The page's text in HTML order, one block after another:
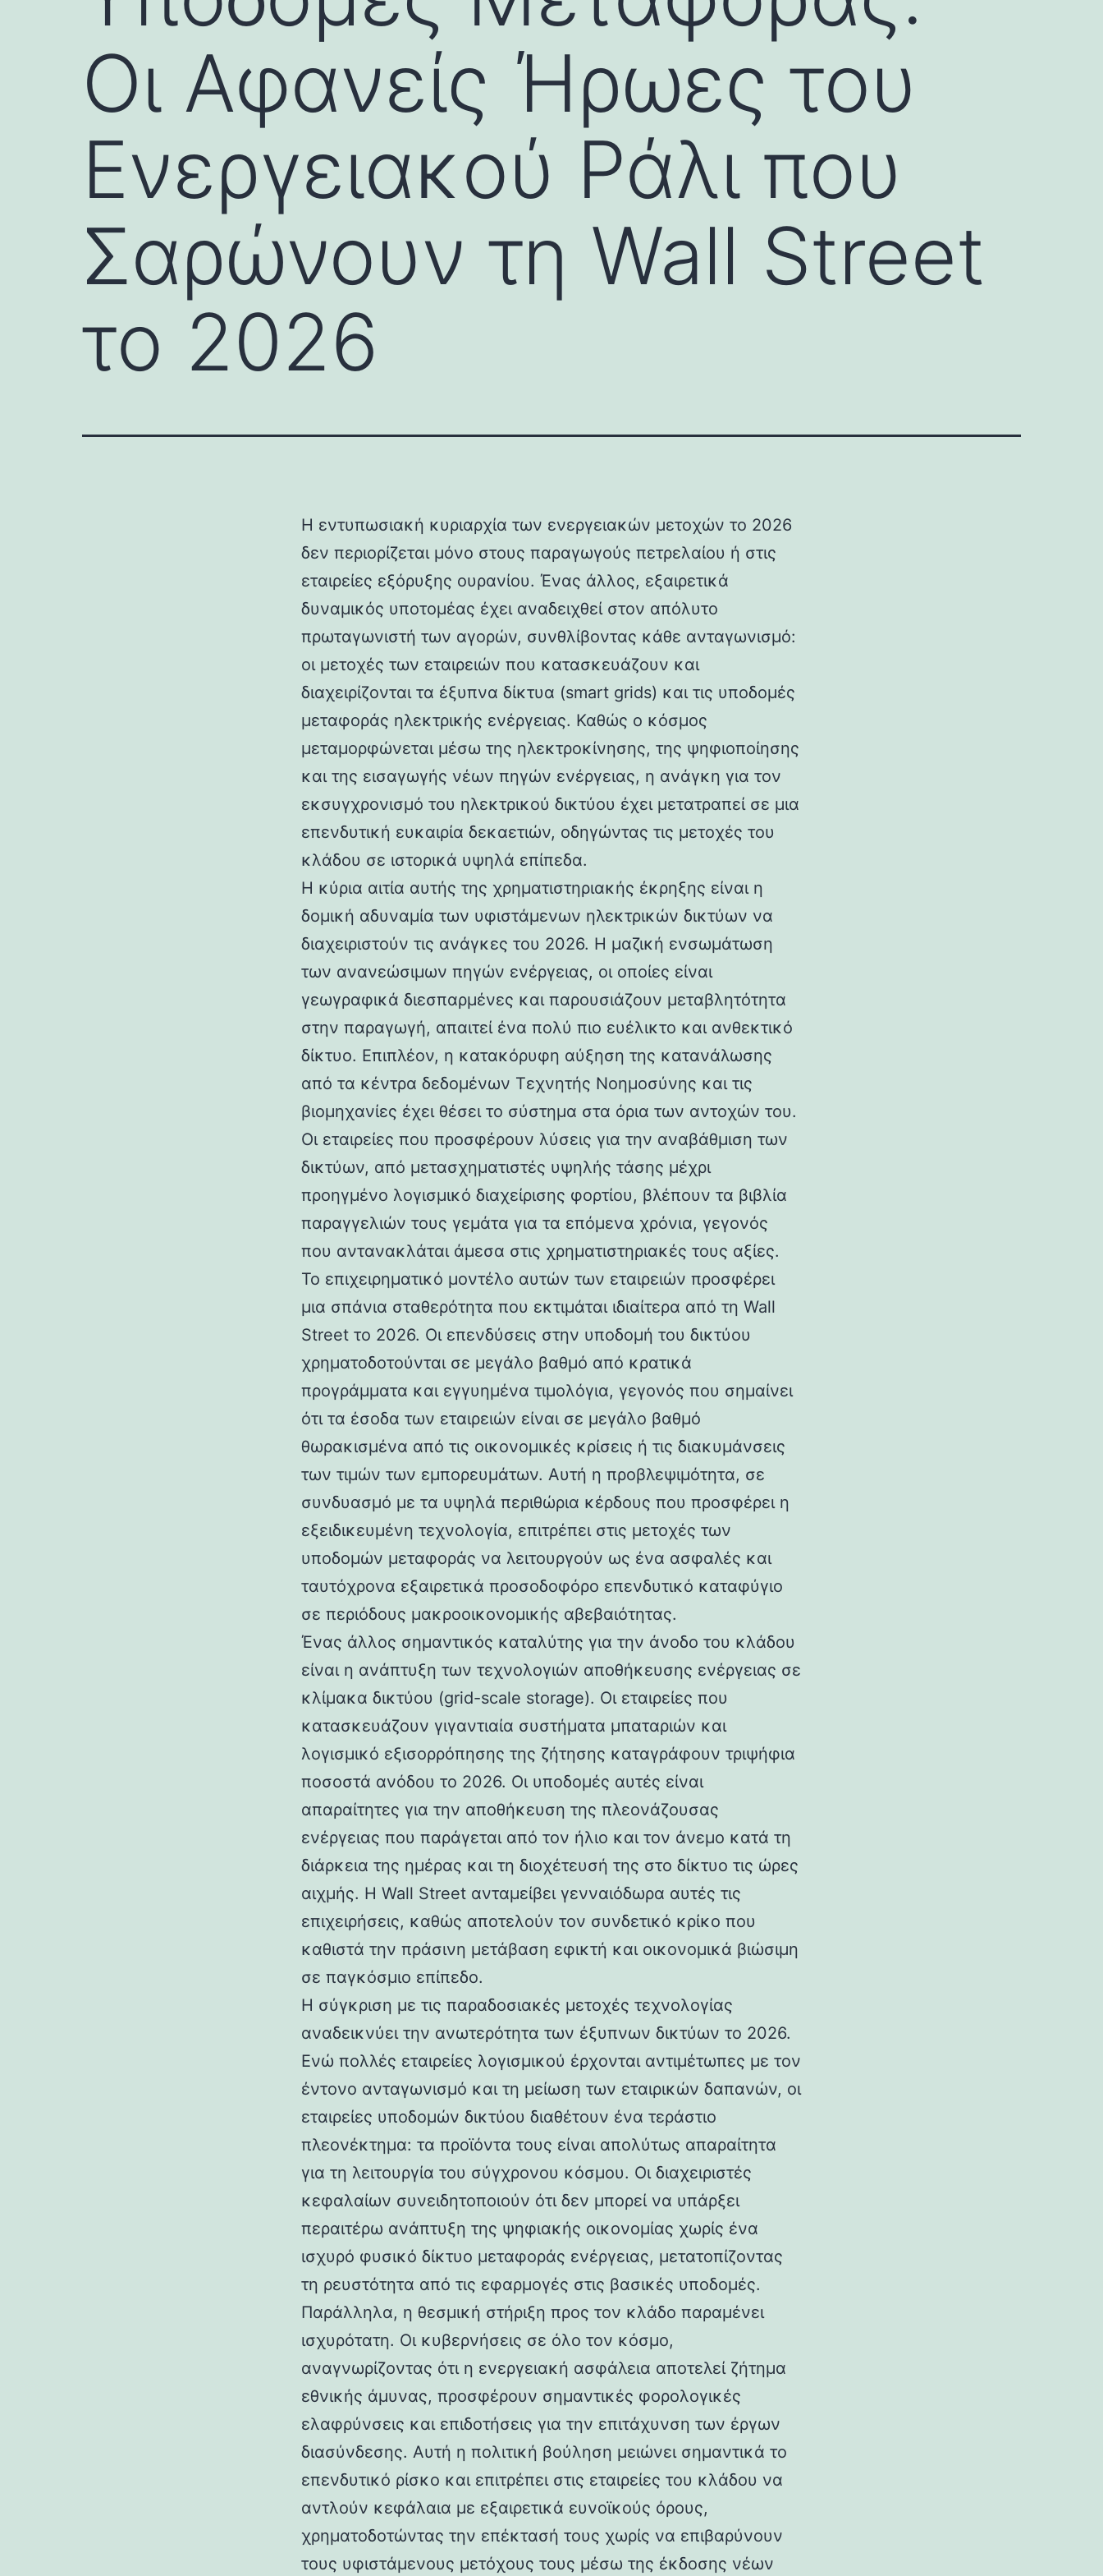
Οι Αφανείς Ήρωες του
Ενεργειακού Ράλι που
Σαρώνουν τη Wall Street
το 2026
Η εντυπωσιακή κυριαρχία των ενεργειακών μετοχών το 2026
δεν περιορίζεται μόνο στους παραγωγούς πετρελαίου ή στις
εταιρείες εξόρυξης ουρανίου. Ένας άλλος, εξαιρετικά
δυναμικός υποτομέας έχει αναδειχθεί στον απόλυτο
πρωταγωνιστή των αγορών, συνθλίβοντας κάθε ανταγωνισμό:
οι μετοχές των εταιρειών που κατασκευάζουν και
διαχειρίζονται τα έξυπνα δίκτυα (smart grids) και τις υποδομές
μεταφοράς ηλεκτρικής ενέργειας. Καθώς ο κόσμος
μεταμορφώνεται μέσω της ηλεκτροκίνησης, της ψηφιοποίησης
και της εισαγωγής νέων πηγών ενέργειας, η ανάγκη για τον
εκσυγχρονισμό του ηλεκτρικού δικτύου έχει μετατραπεί σε μια
επενδυτική ευκαιρία δεκαετιών, οδηγώντας τις μετοχές του
κλάδου σε ιστορικά υψηλά επίπεδα.
Η κύρια αιτία αυτής της χρηματιστηριακής έκρηξης είναι η
δομική αδυναμία των υφιστάμενων ηλεκτρικών δικτύων να
διαχειριστούν τις ανάγκες του 2026. Η μαζική ενσωμάτωση
των ανανεώσιμων πηγών ενέργειας, οι οποίες είναι
γεωγραφικά διεσπαρμένες και παρουσιάζουν μεταβλητότητα
στην παραγωγή, απαιτεί ένα πολύ πιο ευέλικτο και ανθεκτικό
δίκτυο. Επιπλέον, η κατακόρυφη αύξηση της κατανάλωσης
από τα κέντρα δεδομένων Τεχνητής Νοημοσύνης και τις
βιομηχανίες έχει θέσει το σύστημα στα όρια των αντοχών του.
Οι εταιρείες που προσφέρουν λύσεις για την αναβάθμιση των
δικτύων, από μετασχηματιστές υψηλής τάσης μέχρι
προηγμένο λογισμικό διαχείρισης φορτίου, βλέπουν τα βιβλία
παραγγελιών τους γεμάτα για τα επόμενα χρόνια, γεγονός
που αντανακλάται άμεσα στις χρηματιστηριακές τους αξίες.
Το επιχειρηματικό μοντέλο αυτών των εταιρειών προσφέρει
μια σπάνια σταθερότητα που εκτιμάται ιδιαίτερα από τη Wall
Street το 2026. Οι επενδύσεις στην υποδομή του δικτύου
χρηματοδοτούνται σε μεγάλο βαθμό από κρατικά
προγράμματα και εγγυημένα τιμολόγια, γεγονός που σημαίνει
ότι τα έσοδα των εταιρειών είναι σε μεγάλο βαθμό
θωρακισμένα από τις οικονομικές κρίσεις ή τις διακυμάνσεις
των τιμών των εμπορευμάτων. Αυτή η προβλεψιμότητα, σε
συνδυασμό με τα υψηλά περιθώρια κέρδους που προσφέρει η
εξειδικευμένη τεχνολογία, επιτρέπει στις μετοχές των
υποδομών μεταφοράς να λειτουργούν ως ένα ασφαλές και
ταυτόχρονα εξαιρετικά προσοδοφόρο επενδυτικό καταφύγιο
σε περιόδους μακροοικονομικής αβεβαιότητας.
Ένας άλλος σημαντικός καταλύτης για την άνοδο του κλάδου
είναι η ανάπτυξη των τεχνολογιών αποθήκευσης ενέργειας σε
κλίμακα δικτύου (grid-scale storage). Οι εταιρείες που
κατασκευάζουν γιγαντιαία συστήματα μπαταριών και
λογισμικό εξισορρόπησης της ζήτησης καταγράφουν τριψήφια
ποσοστά ανόδου το 2026. Οι υποδομές αυτές είναι
απαραίτητες για την αποθήκευση της πλεονάζουσας
ενέργειας που παράγεται από τον ήλιο και τον άνεμο κατά τη
διάρκεια της ημέρας και τη διοχέτευσή της στο δίκτυο τις ώρες
αιχμής. Η Wall Street ανταμείβει γενναιόδωρα αυτές τις
επιχειρήσεις, καθώς αποτελούν τον συνδετικό κρίκο που
καθιστά την πράσινη μετάβαση εφικτή και οικονομικά βιώσιμη
σε παγκόσμιο επίπεδο.
Η σύγκριση με τις παραδοσιακές μετοχές τεχνολογίας
αναδεικνύει την ανωτερότητα των έξυπνων δικτύων το 2026.
Ενώ πολλές εταιρείες λογισμικού έρχονται αντιμέτωπες με τον
έντονο ανταγωνισμό και τη μείωση των εταιρικών δαπανών, οι
εταιρείες υποδομών δικτύου διαθέτουν ένα τεράστιο
πλεονέκτημα: τα προϊόντα τους είναι απολύτως απαραίτητα
για τη λειτουργία του σύγχρονου κόσμου. Οι διαχειριστές
κεφαλαίων συνειδητοποιούν ότι δεν μπορεί να υπάρξει
περαιτέρω ανάπτυξη της ψηφιακής οικονομίας χωρίς ένα
ισχυρό φυσικό δίκτυο μεταφοράς ενέργειας, μετατοπίζοντας
τη ρευστότητα από τις εφαρμογές στις βασικές υποδομές.
Παράλληλα, η θεσμική στήριξη προς τον κλάδο παραμένει
ισχυρότατη. Οι κυβερνήσεις σε όλο τον κόσμο,
αναγνωρίζοντας ότι η ενεργειακή ασφάλεια αποτελεί ζήτημα
εθνικής άμυνας, προσφέρουν σημαντικές φορολογικές
ελαφρύνσεις και επιδοτήσεις για την επιτάχυνση των έργων
διασύνδεσης. Αυτή η πολιτική βούληση μειώνει σημαντικά το
επενδυτικό ρίσκο και επιτρέπει στις εταιρείες του κλάδου να
αντλούν κεφάλαια με εξαιρετικά ευνοϊκούς όρους,
χρηματοδοτώντας την επέκτασή τους χωρίς να επιβαρύνουν
τους υφιστάμενους μετόχους τους μέσω της έκδοσης νέων